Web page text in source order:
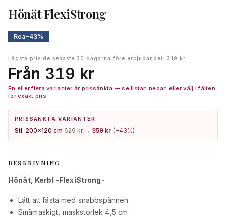
Hönät FlexiStrong
Rea−43%
Lägsta pris de senaste 30 dagarna före erbjudandet: 319 kr
Från 319 kr
En eller flera varianter är prissänkta — se listan nedan eller välj i fälten
för exakt pris.
PRISSÄNKTA VARIANTER
Stl. 200x120 cm 629 kr→ 359 kr (−43%)
BESKRIVNING
Hönät, Kerbl -FlexiStrong-
Lätt att fästa med snabbspännen
Småmaskigt, maskstorlek 4,5 cm
Retur & ångerrätt
Vi säljer åt dig